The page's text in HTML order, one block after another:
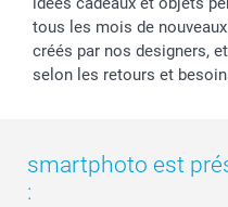
tous les mois de
créés par nos designers,
selon les retours et
smartphoto est
: